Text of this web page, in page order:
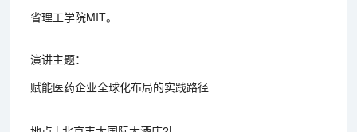
省理工学院MIT。
演讲主题：
赋能医药企业全球化布局的实践路径